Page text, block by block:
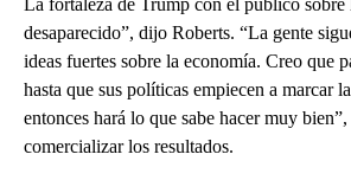
La fortaleza de Trump con el público
desaparecido”, dijo Roberts. “La gente
ideas fuertes sobre la economía. Creo que
hasta que sus políticas empiecen a marcar
entonces hará lo que sabe hacer muy bien”,
comercializar los resultados.